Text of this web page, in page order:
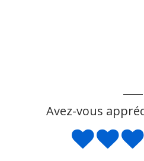
Avez-vous